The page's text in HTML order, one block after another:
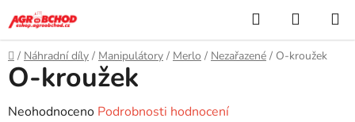
na
obsah
Hledat
KOŠÍK
Domů
/ Náhradní díly / Manipulátory / Merlo / Nezařazené / O-kroužek
O-kroužek
Průměrné
Neohodnoceno Podrobnosti hodnocení